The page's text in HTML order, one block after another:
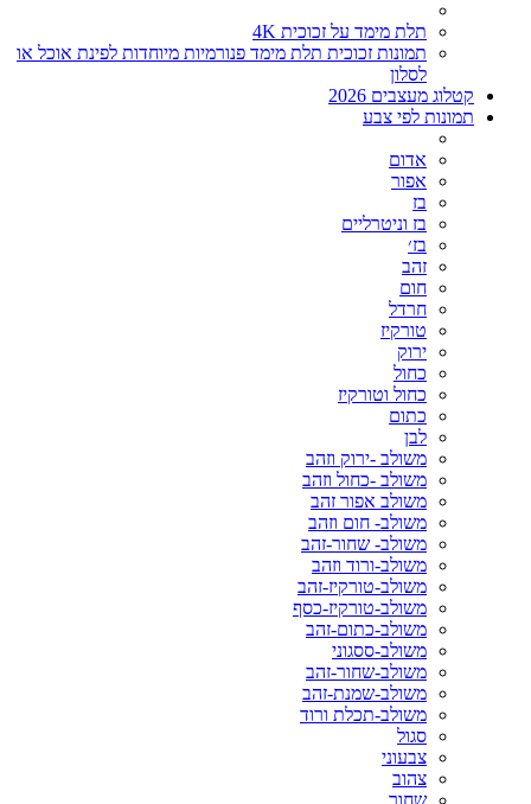
תלת מימד על זכוכית 4K
תמונות זכוכית תלת מימד פנורמיות מיוחדות לפינת אוכל או
לסלון
קטלוג מעצבים 2026
תמונות לפי צבע
אדום
אפור
בז
בז וניטרליים
בז׳
זהב
חום
חרדל
טורקיז
ירוק
כחול
כחול וטורקיז
כתום
לבן
משולב -ירוק וזהב
משולב -כחול וזהב
משולב אפור זהב
משולב- חום וזהב
משולב- שחור-זהב
משולב-ורוד וזהב
משולב-טורקיז-זהב
משולב-טורקיז-כסף
משולב-כתום-זהב
משולב-ססגוני
משולב-שחור-זהב
משולב-שמנת-זהב
משולב-תכלת ורוד
סגול
צבעוני
צהוב
שחור